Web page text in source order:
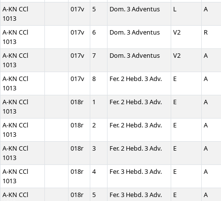
A-KN CCl
1013
017v 5 Dom. 3 Adventus L A
A-KN CCl
1013
017v 6 Dom. 3 Adventus V2 R
A-KN CCl
1013
017v 7 Dom. 3 Adventus V2 A
A-KN CCl
1013
017v 8 Fer. 2 Hebd. 3 Adv. E A
A-KN CCl
1013
018r 1 Fer. 2 Hebd. 3 Adv. E A
A-KN CCl
1013
018r 2 Fer. 2 Hebd. 3 Adv. E A
A-KN CCl
1013
018r 3 Fer. 2 Hebd. 3 Adv. E A
A-KN CCl
1013
018r 4 Fer. 3 Hebd. 3 Adv. E A
A-KN CCl
018r 5 Fer. 3 Hebd. 3 Adv. E A